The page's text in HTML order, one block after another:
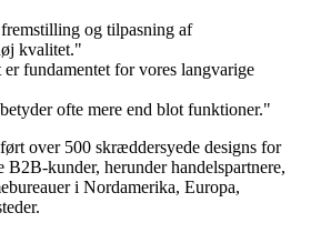
og tilpasning af
kvalitet."
fundamentet for vores langvarige
ofte mere end blot funktioner."
over 500 skræddersyede designs for
B2B-kunder, herunder handelspartnere,
i Nordamerika, Europa,